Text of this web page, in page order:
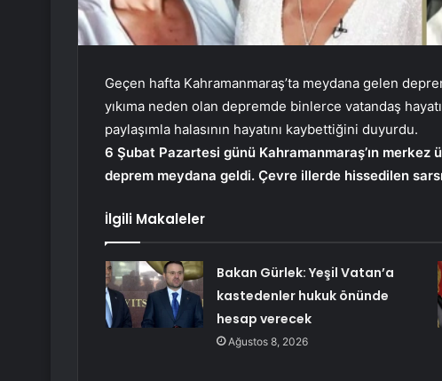
Geçen hafta Kahramanmaraş’ta meydana gelen
yıkıma neden olan depremde binlerce vatandaş
paylaşımla halasının hayatını kaybettiğini duyurdu.
6 Şubat Pazartesi günü Kahramanmaraş’ın merkez
deprem meydana geldi. Çevre illerde hissedilen
İlgili Makaleler
Bakan Gürlek: Yeşil Vatan’a
kastedenler hukuk önünde
hesap verecek
Ağustos 8, 2026